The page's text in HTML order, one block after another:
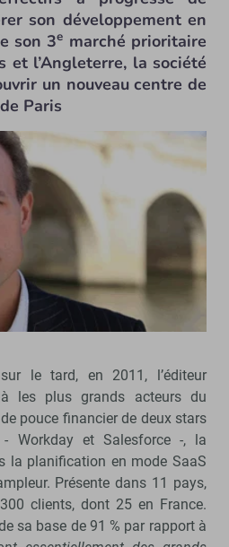
son développement en
son 3e marché prioritaire
et l’Angleterre, la société
un nouveau centre de
Paris
le tard, en 2011, l’éditeur
les plus grands acteurs du
pouce financier de deux stars
Workday et Salesforce -, la
la planification en mode SaaS
Présente dans 11 pays,
clients, dont 25 en France.
sa base de 91 % par rapport à